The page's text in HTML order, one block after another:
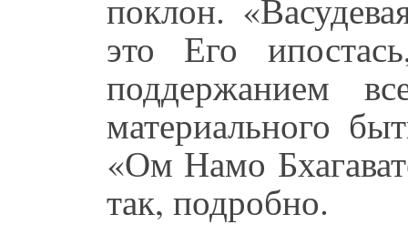
это Его
поддержанием
материального
«Ом Намо
так, подробно.